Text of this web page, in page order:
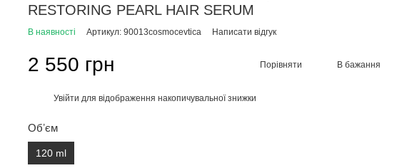
RESTORING PEARL HAIR SERUM
В наявності Артикул: 90013cosmocevtica Написати відгук
2 550 грн Порівняти В бажання
Увійти для відображення накопичувальної знижки
Обʼєм
120 ml